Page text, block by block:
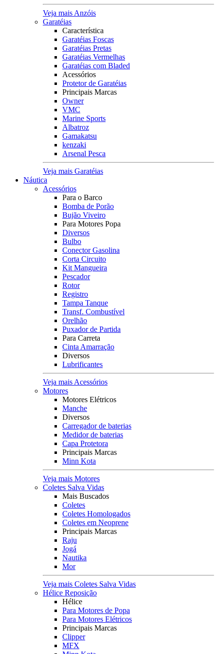
Veja mais Anzóis
Garatéias
Característica
Garatéias Foscas
Garatéias Pretas
Garatéias Vermelhas
Garatéias com Bladed
Acessórios
Protetor de Garatéias
Principais Marcas
Owner
VMC
Marine Sports
Albatroz
Gamakatsu
kenzaki
Arsenal Pesca
Veja mais Garatéias
Náutica
Acessórios
Para o Barco
Bomba de Porão
Bujão Viveiro
Para Motores Popa
Diversos
Bulbo
Conector Gasolina
Corta Circuito
Kit Mangueira
Pescador
Rotor
Registro
Tampa Tanque
Transf. Combustível
Orelhão
Puxador de Partida
Para Carreta
Cinta Amarração
Diversos
Lubrificantes
Veja mais Acessórios
Motores
Motores Elétricos
Manche
Diversos
Carregador de baterias
Medidor de baterias
Capa Protetora
Principais Marcas
Minn Kota
Veja mais Motores
Coletes Salva Vidas
Mais Buscados
Coletes
Coletes Homologados
Coletes em Neoprene
Principais Marcas
Raju
Jogá
Nautika
Mor
Veja mais Coletes Salva Vidas
Hélice Reposição
Hélice
Para Motores de Popa
Para Motores Elétricos
Principais Marcas
Clipper
MFX